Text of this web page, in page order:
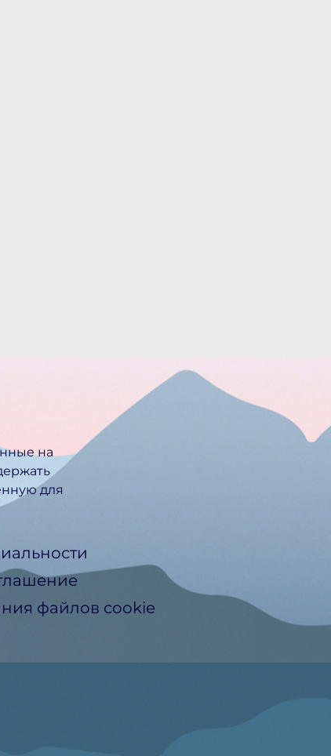
на
для
файлов cookie